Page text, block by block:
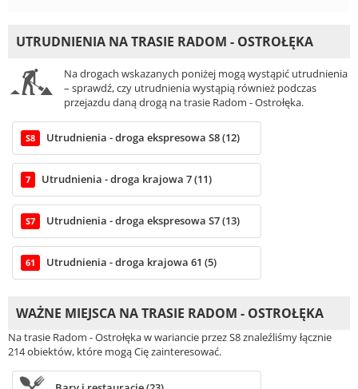
UTRUDNIENIA NA TRASIE RADOM - OSTROŁĘKA
Na drogach wskazanych poniżej mogą wystąpić utrudnienia
– sprawdź, czy utrudnienia wystąpią również podczas
przejazdu daną drogą na trasie Radom - Ostrołęka.
S8 Utrudnienia - droga ekspresowa S8 (12)
7 Utrudnienia - droga krajowa 7 (11)
S7 Utrudnienia - droga ekspresowa S7 (13)
61 Utrudnienia - droga krajowa 61 (5)
WAŻNE MIEJSCA NA TRASIE RADOM - OSTROŁĘKA
Na trasie Radom - Ostrołęka w wariancie przez S8 znaleźliśmy łącznie
214 obiektów, które mogą Cię zainteresować.